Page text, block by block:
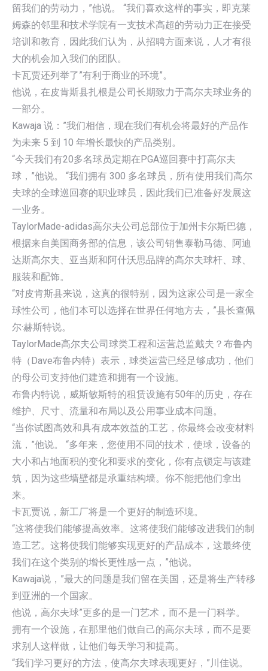
留我们的劳动力，”他说。 “我们喜欢这样的事实，即克莱
姆森的邻里和技术学院有一支技术高超的劳动力正在接受
培训和教育，因此我们认为，从招聘方面来说，人才有很
大的机会加入我们的团队。
卡瓦贾还列举了”有利于商业的环境”。
他说，在皮肯斯县扎根是公司长期致力于高尔夫球业务的
一部分。
Kawaja 说：”我们相信，现在我们有机会将最好的产品作
为未来 5 到 10 年增长最快的产品类别。
“今天我们有20多名球员定期在PGA巡回赛中打高尔夫
球，”他说。 “我们拥有 300 多名球员，所有使用我们高尔
夫球的全球巡回赛的职业球员，因此我们已准备好发展这
一业务。
TaylorMade-adidas高尔夫公司总部位于加州卡尔斯巴德，
根据来自美国商务部的信息，该公司销售泰勒马德、阿迪
达斯高尔夫、亚当斯和阿什沃思品牌的高尔夫球杆、球、
服装和配饰。
“对皮肯斯县来说，这真的很特别，因为这家公司是一家全
球性公司，他们本可以选择在世界任何地方去，”县长查佩
尔·赫斯特说。
TaylorMade高尔夫公司球类工程和运营总监戴夫？布鲁内
特（Dave布鲁内特）表示，球类运营已经足够成功，他们
的母公司支持他们建造和拥有一个设施。
布鲁内特说，威斯敏斯特的租赁设施有50年的历史，存在
维护、尺寸、流量和布局以及公用事业成本问题。
“当你试图高效和具有成本效益的工艺，你最终会改变材料
流，”他说。 “多年来，您使用不同的技术，使球，设备的
大小和占地面积的变化和要求的变化，你有点锁定与该建
筑，因为这些墙壁都是承重结构墙。你不能把他们拿出
来。
卡瓦贾说，新工厂将是一个更好的制造环境。
“这将使我们能够提高效率。这将使我们能够改进我们的制
造工艺。这将使我们能够实现更好的产品成本，这最终使
我们在这个类别的增长更性感一点，”他说。
Kawaja说，”最大的问题是我们留在美国，还是将生产转移
到亚洲的一个国家。
他说，高尔夫球”更多的是一门艺术，而不是一门科学。
拥有一个设施，在那里他们做自己的高尔夫球，而不是要
求别人这样做，让他们每天学习和提高。
“我们学习更好的方法，使高尔夫球表现更好，”川佳说。